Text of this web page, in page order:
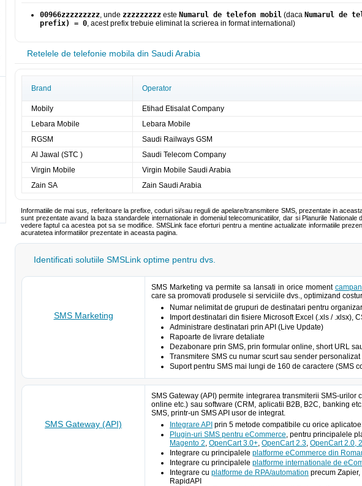
00966zzzzzzzzz, unde zzzzzzzzz este Numarul de telefon mobil (daca Numarul de
prefix) = 0, acest prefix trebuie eliminat la scrierea in format international)
Retelele de telefonie mobila din Saudi Arabia
Brand Operator
Mobily Etihad Etisalat Company
Lebara Mobile
Lebara Mobile
RGSM
Saudi Railways GSM
Al Jawal (STC )
Saudi Telecom Company
Virgin Mobile
Virgin Mobile Saudi Arabia
Zain SA
Zain Saudi Arabia
Informatiile de mai sus, referitoare la prefixe, coduri si/sau reguli de apelare/transmitere SMS, prezentate in
sunt prezentate avand la baza standardele internationale in domeniul telecomunicatiilor, dar si Planurile
vedere faptul ca acestea pot sa se modifice. SMSLink face eforturi pentru a mentine actualizate informatiile
acuratetea informatiilor prezentate in aceasta pagina.
Identificati solutiile SMSLink optime pentru dvs.
SMS Marketing
SMS Marketing va permite sa lansati in orice moment
care sa promovati produsele si serviciile dvs., optimizand
Numar nelimitat de grupuri de destinatari pentru
Import destinatari din fisiere Microsoft Excel (.xls / .xlsx),
Administrare destinatari prin API (Live Update)
Rapoarte de livrare detaliate
Dezabonare prin SMS, prin formular online, short URL
Transmitere SMS cu numar scurt sau sender
Suport pentru SMS mai lungi de 160 de caractere (SMS
SMS Gateway (API)
SMS Gateway (API) permite integrarea transmiterii SMS-
online etc.) sau software (CRM, aplicatii B2B, B2C, banking
SMS, printr-un SMS API usor de integrat.
Integrare API prin 5 metode compatibile cu orice
Plugin-uri SMS pentru eCommerce, pentru principalele
Magento 2, OpenCart 3.0+, OpenCart 2.3, OpenCart 2.0,
Integrare cu principalele platforme eCommerce din
Integrare cu principalele platforme internationale de
Integrare cu platforme de RPA/automation precum
RapidAPI